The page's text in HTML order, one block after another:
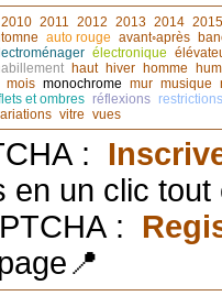
2010 2011 2012 2013 2014 2015
auto rouge avant◦après
électronique
haut hiver homme
mois monochrome mur musique
et ombres réflexions restrictions
vitre vues
:
en un clic
: